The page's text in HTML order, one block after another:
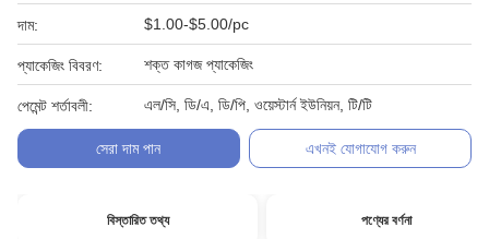
দাম: $1.00-$5.00/pc
প্যাকেজিং বিবরণ: শক্ত কাগজ প্যাকেজিং
পেমেন্ট শর্তাবলী: এল/সি, ডি/এ, ডি/পি, ওয়েস্টার্ন ইউনিয়ন, টি/টি
সেরা দাম পান এখনই যোগাযোগ করুন
বিস্তারিত তথ্য পণ্যের বর্ণনা